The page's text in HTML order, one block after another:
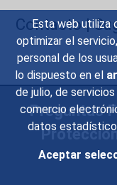
Esta web utiliza
optimizar el
personal de los
lo dispuesto en el
de julio, de
comercio
datos
Aceptar
Contacto|
Preguntas